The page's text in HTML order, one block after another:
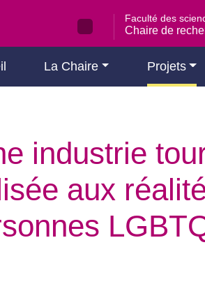
Faculté des
Chaire de
La Chaire Projets
industrie
aux